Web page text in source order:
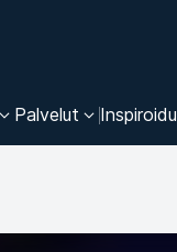
Palvelut Inspiroidu